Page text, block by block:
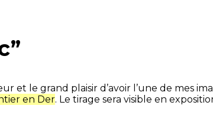
et le grand plaisir d’avoir l’une de mes
en Der. Le tirage sera visible en